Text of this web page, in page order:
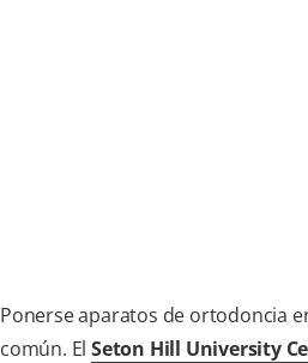
Ponerse aparatos de ortodoncia
común. ElSeton Hill University